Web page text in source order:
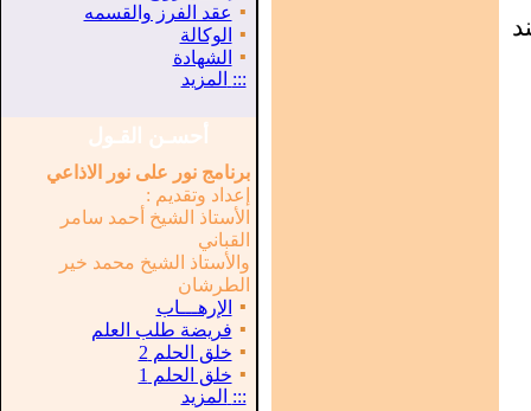
▪ عقد الفرز والقسمه
▪
الوكالة
▪
الشهادة
::: المزيد
أحسـن القـول
برنامج نور على نور الاذاعي
إعداد وتقديم :
الأستاذ الشيخ أحمد سامر
القباني
والأستاذ الشيخ محمد خير
الطرشان
▪
الإرهـــاب
▪ فريضة طلب العلم
▪ خلق الحلم 2
▪ خلق الحلم 1
::: المزيد